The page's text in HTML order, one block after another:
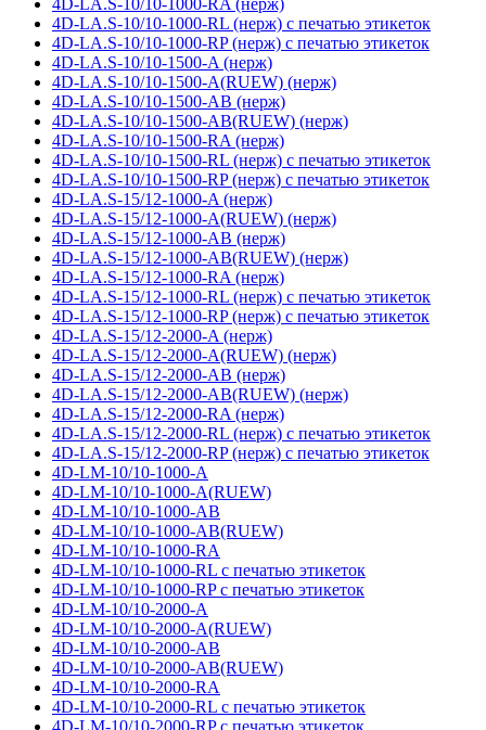
4D-LA.S-10/10-1000-RA (нерж)
4D-LA.S-10/10-1000-RL (нерж) с печатью этикеток
4D-LA.S-10/10-1000-RP (нерж) с печатью этикеток
4D-LA.S-10/10-1500-A (нерж)
4D-LA.S-10/10-1500-A(RUEW) (нерж)
4D-LA.S-10/10-1500-AB (нерж)
4D-LA.S-10/10-1500-AB(RUEW) (нерж)
4D-LA.S-10/10-1500-RA (нерж)
4D-LA.S-10/10-1500-RL (нерж) с печатью этикеток
4D-LA.S-10/10-1500-RP (нерж) с печатью этикеток
4D-LA.S-15/12-1000-A (нерж)
4D-LA.S-15/12-1000-A(RUEW) (нерж)
4D-LA.S-15/12-1000-AB (нерж)
4D-LA.S-15/12-1000-AB(RUEW) (нерж)
4D-LA.S-15/12-1000-RA (нерж)
4D-LA.S-15/12-1000-RL (нерж) с печатью этикеток
4D-LA.S-15/12-1000-RP (нерж) с печатью этикеток
4D-LA.S-15/12-2000-A (нерж)
4D-LA.S-15/12-2000-A(RUEW) (нерж)
4D-LA.S-15/12-2000-AB (нерж)
4D-LA.S-15/12-2000-AB(RUEW) (нерж)
4D-LA.S-15/12-2000-RA (нерж)
4D-LA.S-15/12-2000-RL (нерж) с печатью этикеток
4D-LA.S-15/12-2000-RP (нерж) с печатью этикеток
4D-LM-10/10-1000-A
4D-LM-10/10-1000-A(RUEW)
4D-LM-10/10-1000-AB
4D-LM-10/10-1000-AB(RUEW)
4D-LM-10/10-1000-RA
4D-LM-10/10-1000-RL с печатью этикеток
4D-LM-10/10-1000-RP с печатью этикеток
4D-LM-10/10-2000-A
4D-LM-10/10-2000-A(RUEW)
4D-LM-10/10-2000-AB
4D-LM-10/10-2000-AB(RUEW)
4D-LM-10/10-2000-RA
4D-LM-10/10-2000-RL с печатью этикеток